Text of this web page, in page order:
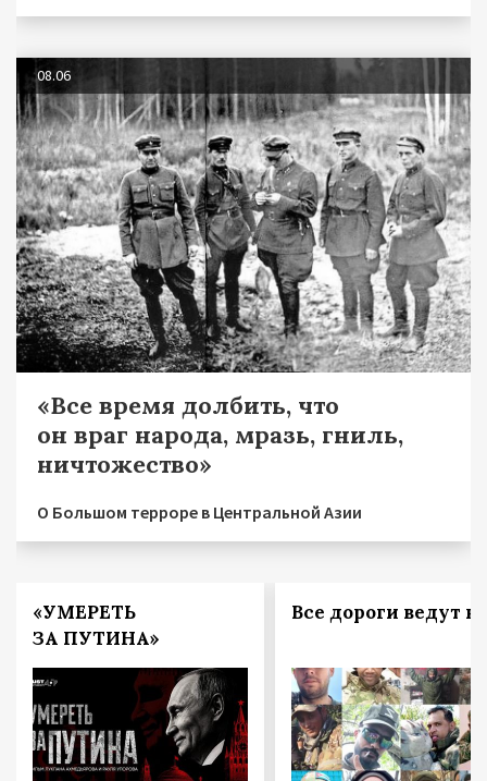
08.06
«Все время долбить, что
он враг народа, мразь, гниль,
ничтожество»
О Большом терроре в Центральной Азии
«УМЕРЕТЬ
ЗА ПУТИНА»
Все дороги ведут в